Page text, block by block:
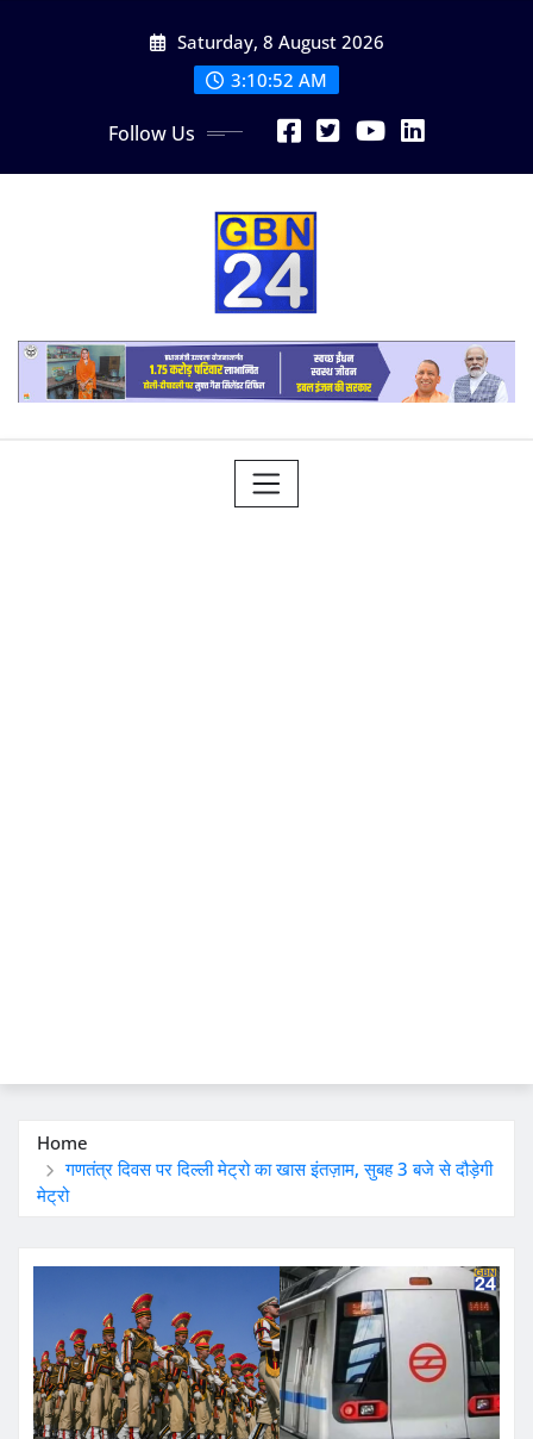
Saturday, 8 August 2026
3:10:53 AM
Follow Us
Home
गणतंत्र दिवस पर दिल्ली मेट्रो का खास इंतज़ाम, सुबह 3 बजे से दौड़ेगी
मेट्रो